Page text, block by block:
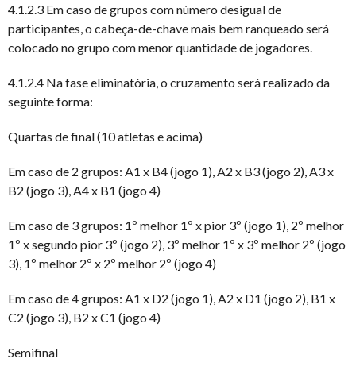
4.1.2.3 Em caso de grupos com número desigual de
participantes, o cabeça-de-chave mais bem ranqueado será
colocado no grupo com menor quantidade de jogadores.
4.1.2.4 Na fase eliminatória, o cruzamento será realizado da
seguinte forma:
Quartas de final (10 atletas e acima)
Em caso de 2 grupos: A1 x B4 (jogo 1), A2 x B3 (jogo 2), A3 x
B2 (jogo 3), A4 x B1 (jogo 4)
Em caso de 3 grupos: 1º melhor 1º x pior 3º (jogo 1), 2º melhor
1º x segundo pior 3º (jogo 2), 3º melhor 1º x 3º melhor 2º (jogo
3), 1º melhor 2º x 2º melhor 2º (jogo 4)
Em caso de 4 grupos: A1 x D2 (jogo 1), A2 x D1 (jogo 2), B1 x
C2 (jogo 3), B2 x C1 (jogo 4)
Semifinal